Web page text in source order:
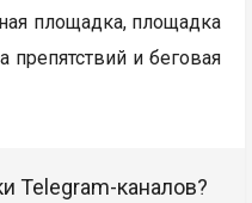
площадка, площадка
и беговая
Telegram-каналов?